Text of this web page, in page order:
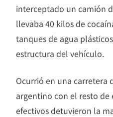
interceptado un camión
llevaba 40 kilos de
tanques de agua
estructura del vehículo.
Ocurrió en una carretera
argentino con el resto de
efectivos detuvieron la